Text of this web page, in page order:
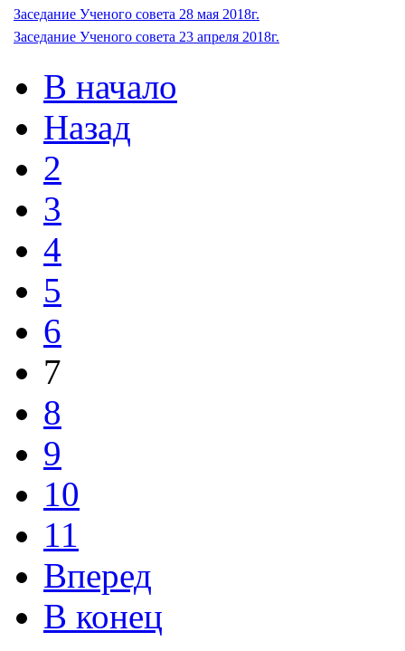
Заседание Ученого совета 28 мая 2018г.
Заседание Ученого совета 23 апреля 2018г.
В начало
Назад
2
3
4
5
6
7
8
9
10
11
Вперед
В конец